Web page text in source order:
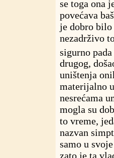
se toga ona
povećava
je dobro bilo
nezadrživo
sigurno pada
drugog,
uništenja
materijalno
nesrećama
mogla su
to vreme,
nazvan
samo u
zato je ta